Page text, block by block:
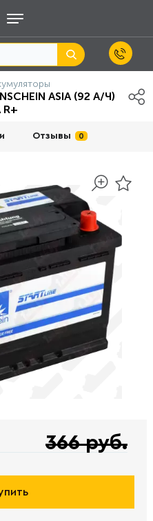
ASIA (92 А/Ч)
R+
Отзывы 0
366 руб.